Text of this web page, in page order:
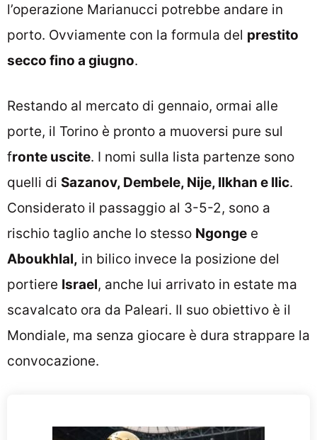
l’operazione Marianucci potrebbe andare in
porto. Ovviamente con la formula del prestito
secco fino a giugno.
Restando al mercato di gennaio, ormai alle
porte, il Torino è pronto a muoversi pure sul
fronte uscite. I nomi sulla lista partenze sono
quelli di Sazanov, Dembele, Nije, Ilkhan e Ilic.
Considerato il passaggio al 3-5-2, sono a
rischio taglio anche lo stesso Ngonge e
Aboukhlal, in bilico invece la posizione del
portiere Israel, anche lui arrivato in estate ma
scavalcato ora da Paleari. Il suo obiettivo è il
Mondiale, ma senza giocare è dura strappare la
convocazione.